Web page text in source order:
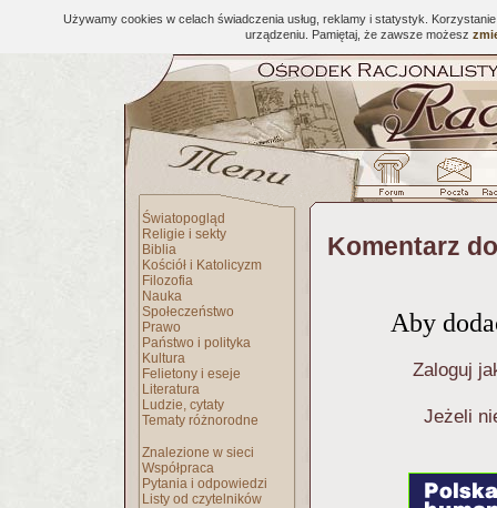
Używamy cookies w celach świadczenia usług, reklamy i statystyk.
urządzeniu. Pamiętaj, że zawsze możesz
Światopogląd
Religie i sekty
Biblia
Kościół i Katolicyzm
Filozofia
Nauka
Społeczeństwo
Prawo
Państwo i polityka
Kultura
Felietony i eseje
Literatura
Ludzie, cytaty
Tematy różnorodne
Znalezione w sieci
Współpraca
Pytania i odpowiedzi
Listy od czytelników
Komentarz
Aby
Zaloguj
Jeżeli